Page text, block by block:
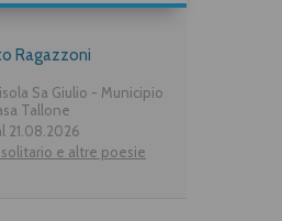
Ragazzoni
Sa Giulio - Municipio
Tallone
21.08.2026
e altre poesie